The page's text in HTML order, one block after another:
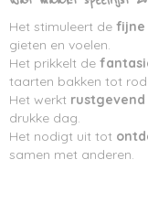
Het stimuleert de fijne
gieten en voelen.
Het prikkelt de
taarten bakken tot
Het werkt rustgevend
drukke dag.
Het nodigt uit tot
samen met anderen.